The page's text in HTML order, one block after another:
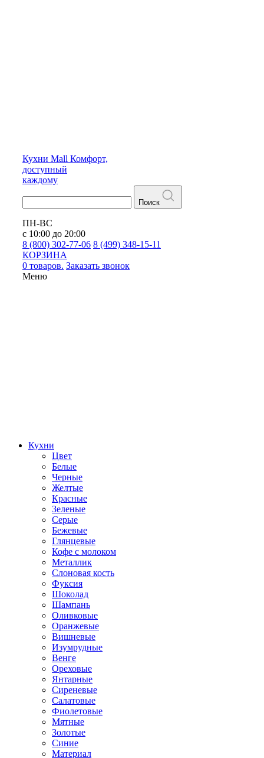
Кухни Mall Комфорт,
доступный
каждому
Поиск
ПН-ВС
с 10:00 до 20:00
8 (800) 302-77-06 8 (499) 348-15-11
КОРЗИНА
0 товаров. Заказать звонок
Меню
Кухни
Цвет
Белые
Черные
Желтые
Красные
Зеленые
Серые
Бежевые
Глянцевые
Кофе с молоком
Металлик
Слоновая кость
Фуксия
Шоколад
Шампань
Оливковые
Оранжевые
Вишневые
Изумрудные
Венге
Ореховые
Янтарные
Сиреневые
Салатовые
Фиолетовые
Мятные
Золотые
Синие
Материал